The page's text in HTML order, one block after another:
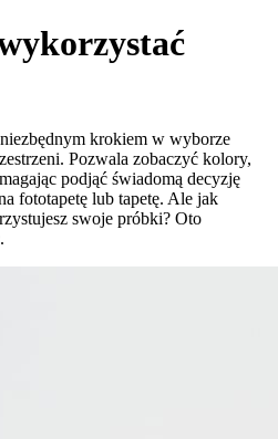
krokiem w wyborze
Pozwala zobaczyć kolory,
podjąć świadomą decyzję
fototapetę lub tapetę. Ale jak
swoje próbki? Oto